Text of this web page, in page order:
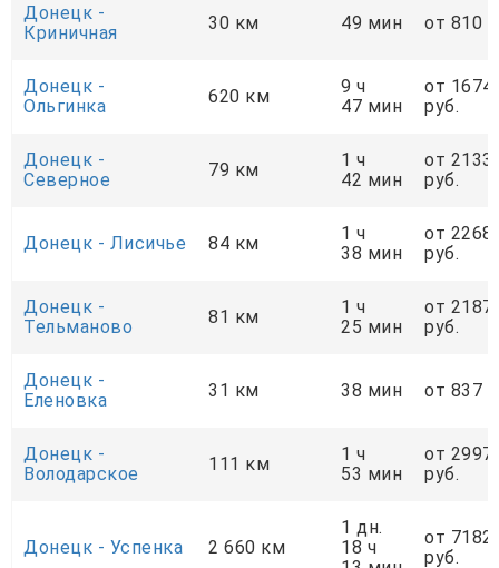
Донецк -
Криничная
30 км 49 мин от 810
Донецк -
Ольгинка
620 км
9 ч
47 мин
от
руб.
Донецк -
Cеверное
79 км
1 ч
42 мин
от 2133
руб.
Донецк - Лисичье 84 км
1 ч
38 мин
от 2268
руб.
Донецк -
Тельманово
81 км
1 ч
25 мин
от 2187
руб.
Донецк -
Еленовка
31 км 38 мин от 837
Донецк -
Володарское
111 км
1 ч
53 мин
от 2997
руб.
Донецк - Успенка 2 660 км
1 дн.
18 ч
от
руб.